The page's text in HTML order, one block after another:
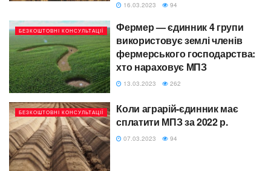
16.03.2023 94
БЕЗКОШТОВНІ КОНСУЛЬТАЦІЇ
Фермер — єдинник 4 групи
використовує землі членів
фермерського господарства:
хто нараховує МПЗ
13.03.2023 262
БЕЗКОШТОВНІ КОНСУЛЬТАЦІЇ
Коли аграрій-єдинник має
сплатити МПЗ за 2022 р.
07.03.2023 94